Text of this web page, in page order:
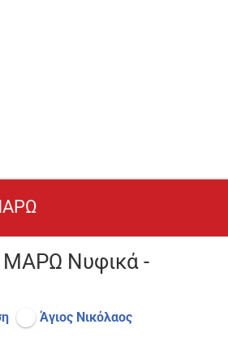
ΜΑΡΩ Νυφικά -
Άγιος Νικόλαος